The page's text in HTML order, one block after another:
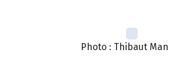
Photo : Thibaut